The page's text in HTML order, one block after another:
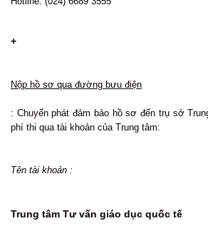
+
Nộp hồ sơ qua đường bưu điện
: Chuyển phát đảm bảo hồ sơ đến trụ sở
phí thi qua tài khoản của Trung tâm:
Tên tài khoản :
Trung tâm Tư vấn giáo dục quốc tế